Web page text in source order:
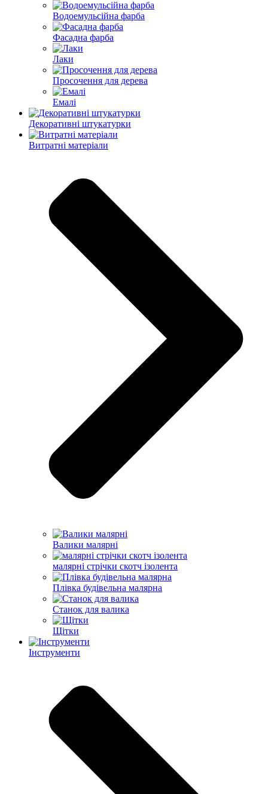
Водоемульсійна фарба
Фасадна фарба
Лаки
Просочення для дерева
Емалі
Декоративні штукатурки
Витратні матеріали
Валики малярні
малярні стрічки скотч ізолента
Плівка будівельна малярна
Станок для валика
Щітки
Інструменти